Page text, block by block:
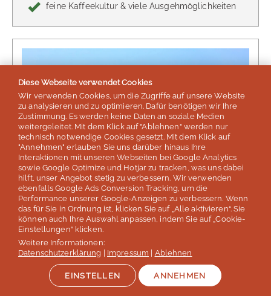
feine Kaffeekultur & viele Ausgehmöglichkeiten
5.0 - 10 Bewertungen
Sprachkurs Mount Maunganui,
Neuseeland
Englisch | ab 1 Woche - Prüfungsvorbereitungskurs
IELTS u.a.
462 €
Diese Webseite verwendet Cookies
Wir verwenden Cookies, um die Zugriffe auf unsere Website
zu analysieren und zu optimieren. Dafür benötigen wir Ihre
Zustimmung. Es werden keine Daten an soziale Medien
weitergeleitet. Mit dem Klick auf "Ablehnen" werden nur
technisch notwendige Cookies gesetzt. Mit dem Klick auf
"Annehmen" erlauben Sie uns darüber hinaus Ihre
Interaktionen mit unseren Webseiten bei Google Analytics
sowie Google Optimize und Hotjar zu tracken, was uns dabei
hilft, unser Angebot stetig zu verbessern. Wir verwenden
ebenfalls Google Ads Conversion Tracking, um die
Performance unserer Google-Anzeigen zu verbessern. Wenn
das für Sie in Ordnung ist, klicken Sie auf „Alle aktivieren“. Sie
können auch Ihre Auswahl anpassen, indem Sie auf „Cookie-
Einstellungen“ klicken.
Weitere Informationen:
Datenschutzerklärung
Impressum Ablehnen
EINSTELLEN ANNEHMEN